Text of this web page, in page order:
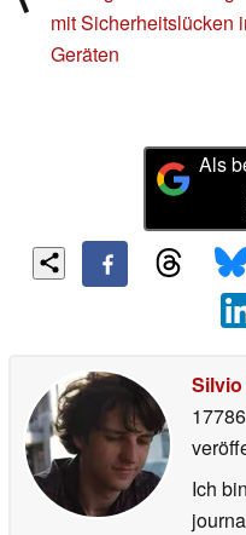
mit Sicherheitslücken
Geräten
Als
Ich